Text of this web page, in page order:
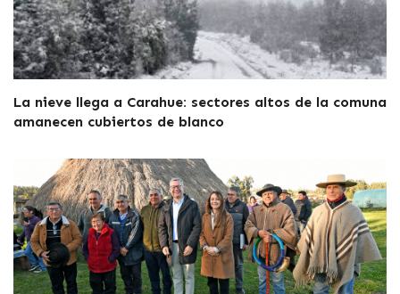
La nieve llega a Carahue: sectores altos de la comuna
amanecen cubiertos de blanco